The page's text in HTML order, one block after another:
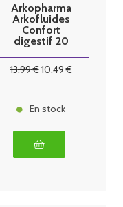
Arkopharma
Arkofluides
Confort
digestif 20
13.99€10.49€
En stock